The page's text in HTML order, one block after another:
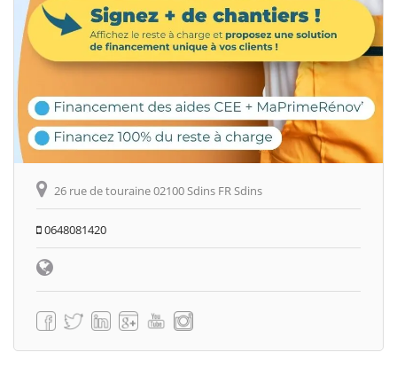
26 rue de touraine 02100 Sdins FR Sdins
0648081420